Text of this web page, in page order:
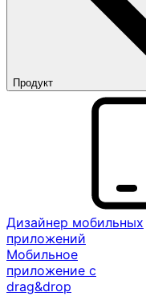
Продукт
Дизайнер мобильных
приложений
Мобильное
приложение с
drag&drop